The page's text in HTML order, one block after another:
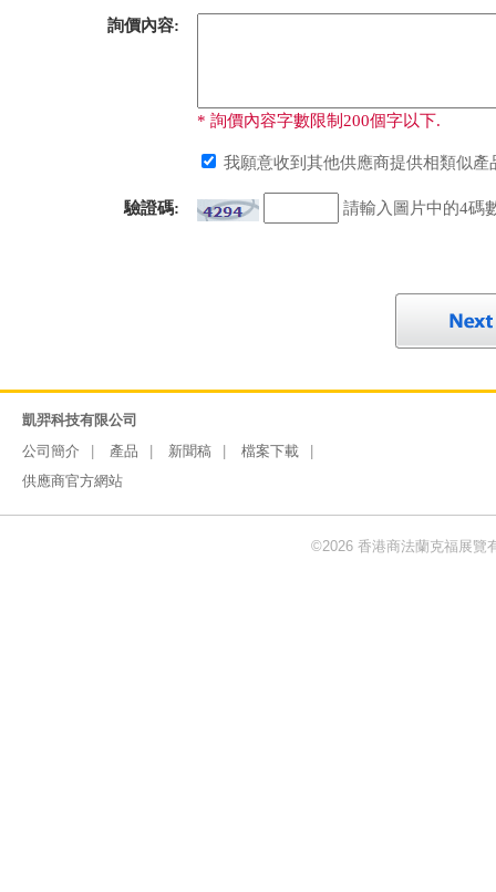
詢價內容:
* 詢價內容字數限制200個字以下.
我願意收到其他供應商提供相類似產
驗證碼: 請輸入圖片中的4碼
凱羿科技有限公司
公司簡介
產品 新聞稿
檔案下載
供應商官方網站
©2026 香港商法蘭克福展覽